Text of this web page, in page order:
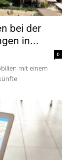
bei der
in...
0
mit einem